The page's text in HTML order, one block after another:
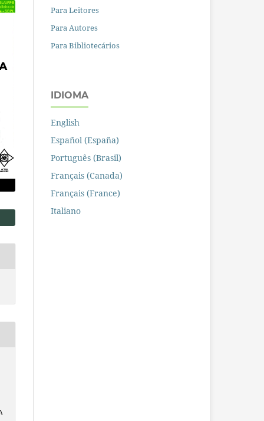
Para Leitores
Para Autores
Para Bibliotecários
IDIOMA
English
Español (España)
Português (Brasil)
Français (Canada)
Français (France)
Italiano